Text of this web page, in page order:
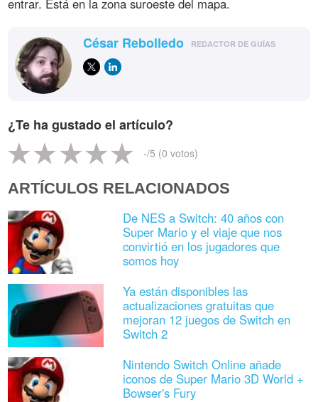
entrar. Está en la zona suroeste del mapa.
César Rebolledo REDACTOR DE GUÍAS
¿Te ha gustado el artículo?
-/5 (0 votos)
ARTÍCULOS RELACIONADOS
De NES a Switch: 40 años con
Super Mario y el viaje que nos
convirtió en los jugadores que
somos hoy
Ya están disponibles las
actualizaciones gratuitas que
mejoran 12 juegos de Switch en
Switch 2
Nintendo Switch Online añade
iconos de Super Mario 3D World +
Bowser's Fury